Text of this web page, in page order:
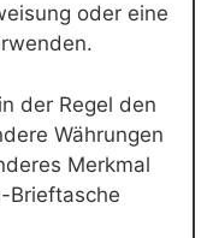
oder eine
der Regel den
Währungen
Merkmal
Brieftasche